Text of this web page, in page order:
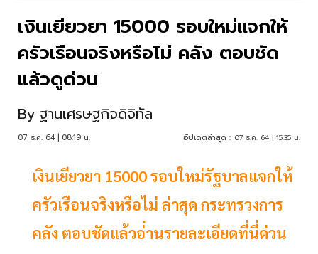
เงินเยียวยา 15000 รอบใหม่แจกให้
ครัวเรือนจริงหรือไม่ คลัง ตอบชัด
แล้วดูด่วน
By ฐานเศรษฐกิจดิจิทัล
07 ธ.ค. 64 | 08:19 น. อัปเดตล่าสุด : 07 ธ.ค. 64 | 15:35 น.
เงินเยียวยา 15000 รอบใหม่รัฐบาลแจกให้
ครัวเรือนจริงหรือไม่ ล่าสุด กระทรวงการ
คลัง ตอบชัดแล้วอ่่านรายละเอียดที่นี่ด่วน